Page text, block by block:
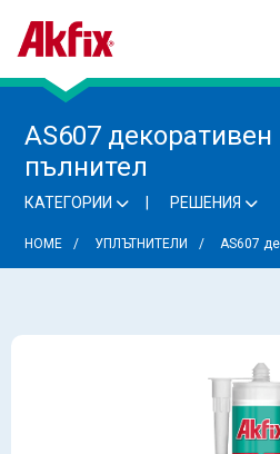
AS607 декоративен
пълнител
КАТЕГОРИИ РЕШЕНИЯ
HOME УПЛЪТНИТЕЛИ AS607